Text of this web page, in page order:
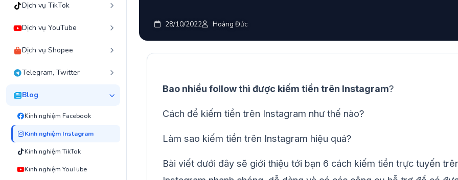
Dịch vụ TikTok
Dịch vụ YouTube
Dịch vụ Shopee
Telegram, Twitter
Blog
Kinh nghiệm Facebook
Kinh nghiệm Instagram
Kinh nghiệm TikTok
Kinh nghiệm YouTube
28/10/2022 Hoàng Đức
Bao nhiều follow thì được kiếm tiền trên Instagram?
Cách để kiếm tiền trên Instagram như thế nào?
Làm sao kiếm tiền trên Instagram hiệu quả?
Bài viết dưới đây sẽ giới thiệu tới bạn 6 cách kiếm tiền trực tuyến